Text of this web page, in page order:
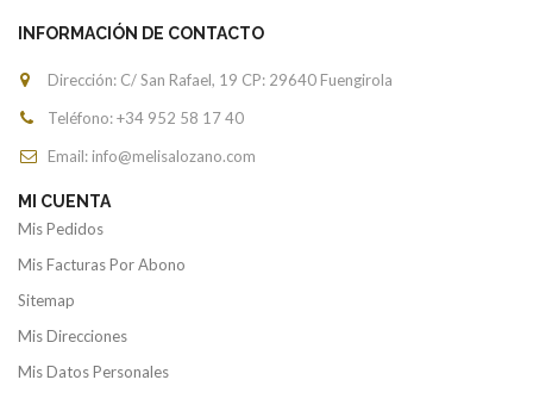
INFORMACIÓN DE CONTACTO
Dirección: C/ San Rafael, 19 CP: 29640 Fuengirola
Teléfono: +34 952 58 17 40
Email: info@melisalozano.com
MI CUENTA
Mis Pedidos
Mis Facturas Por Abono
Sitemap
Mis Direcciones
Mis Datos Personales